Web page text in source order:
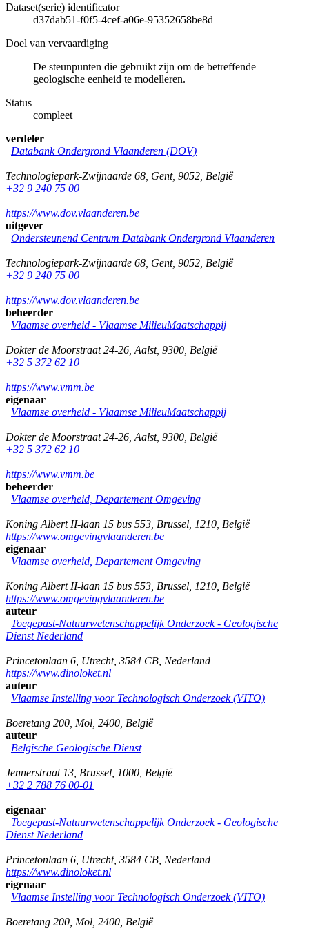
Dataset(serie) identificator
d37dab51-f0f5-4cef-a06e-95352658be8d
Doel van vervaardiging
De steunpunten die gebruikt zijn om de betreffende
geologische eenheid te modelleren.
Status
compleet
verdeler
Databank Ondergrond Vlaanderen (DOV)
Technologiepark-Zwijnaarde 68 Gent, 9052 België
+32 9 240 75 00
https://www.dov.vlaanderen.be
uitgever
Ondersteunend Centrum Databank Ondergrond Vlaanderen
Technologiepark-Zwijnaarde 68 Gent, 9052 België
+32 9 240 75 00
https://www.dov.vlaanderen.be
beheerder
Vlaamse overheid - Vlaamse MilieuMaatschappij
Dokter de Moorstraat 24-26 Aalst, 9300 België
+32 5 372 62 10
https://www.vmm.be
eigenaar
Vlaamse overheid - Vlaamse MilieuMaatschappij
Dokter de Moorstraat 24-26 Aalst, 9300 België
+32 5 372 62 10
https://www.vmm.be
beheerder
Vlaamse overheid, Departement Omgeving
Koning Albert II-laan 15 bus 553 Brussel 1210 België
https://www.omgevingvlaanderen.be
eigenaar
Vlaamse overheid, Departement Omgeving
Koning Albert II-laan 15 bus 553 Brussel 1210 België
https://www.omgevingvlaanderen.be
auteur
Toegepast-Natuurwetenschappelijk Onderzoek - Geologische
Dienst Nederland
Princetonlaan 6 Utrecht, 3584 CB Nederland
https://www.dinoloket.nl
auteur
Vlaamse Instelling voor Technologisch Onderzoek (VITO)
Boeretang 200 Mol 2400 België
auteur
Belgische Geologische Dienst
Jennerstraat 13 Brussel 1000 België
+32 2 788 76 00-01
eigenaar
Toegepast-Natuurwetenschappelijk Onderzoek - Geologische
Dienst Nederland
Princetonlaan 6 Utrecht, 3584 CB Nederland
https://www.dinoloket.nl
eigenaar
Vlaamse Instelling voor Technologisch Onderzoek (VITO)
Boeretang 200 Mol 2400 België